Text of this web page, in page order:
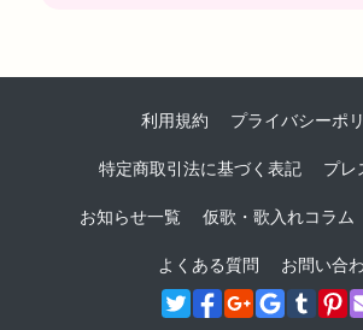
利用規約 プライバシーポ
特定商取引法に基づく表記 プレ
お知らせ一覧 仮歌・歌入れコラム
よくある質問 お問い合